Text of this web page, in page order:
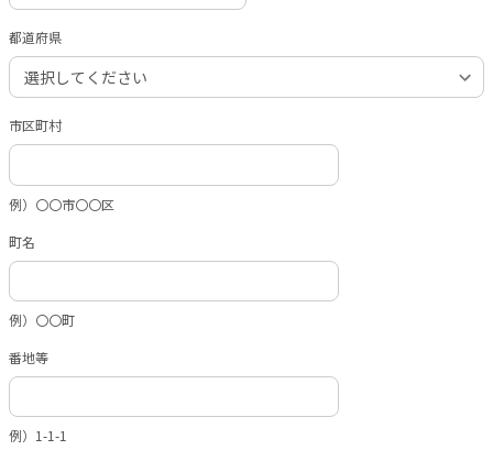
都道府県
市区町村
例）〇〇市〇〇区
町名
例）〇〇町
番地等
例）1-1-1